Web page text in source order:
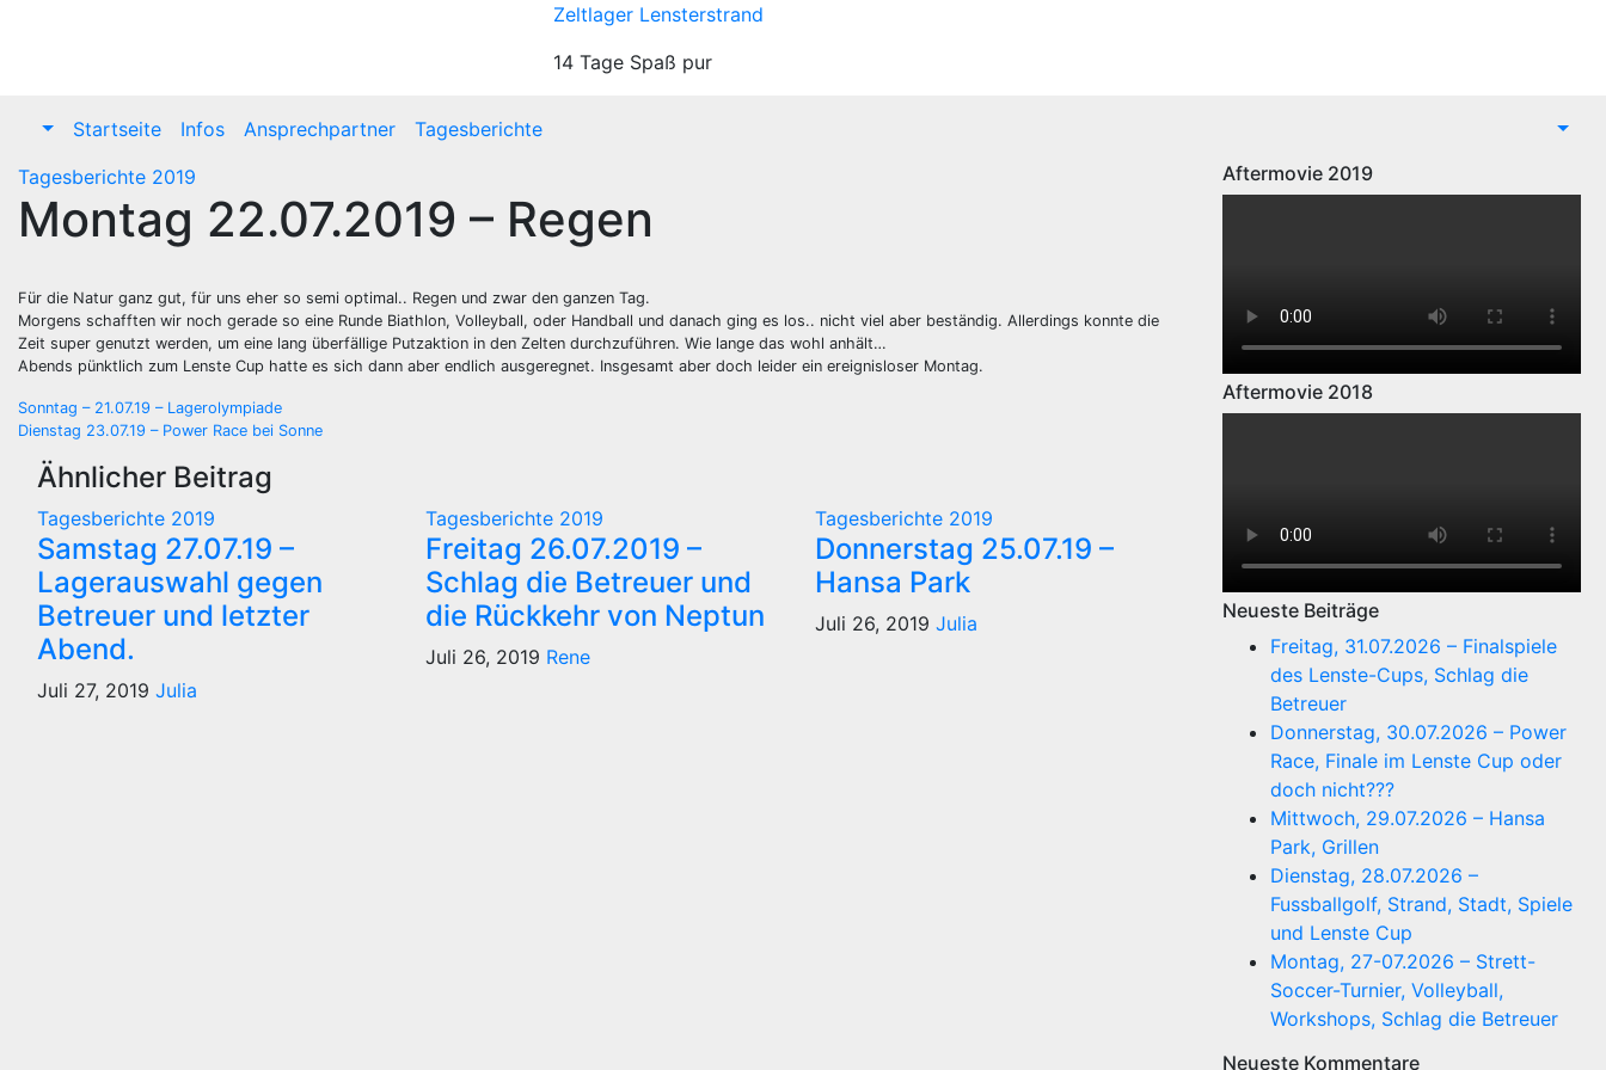
Zeltlager Lensterstrand
14 Tage Spaß pur
Startseite Infos Ansprechpartner
Tagesberichte
Tagesberichte 2019
Montag 22.07.2019 – Regen
Für die Natur ganz gut, für uns eher so semi optimal.. Regen und zwar den ganzen Tag.
Morgens schafften wir noch gerade so eine Runde Biathlon, Volleyball, oder Handball und danach ging es los.. nicht viel aber beständig. Allerdings konnte die
Zeit super genutzt werden, um eine lang überfällige Putzaktion in den Zelten durchzuführen. Wie lange das wohl anhält…
Abends pünktlich zum Lenste Cup hatte es sich dann aber endlich ausgeregnet. Insgesamt aber doch leider ein ereignisloser Montag.
Beitragsnavigation
Sonntag – 21.07.19 – Lagerolympiade
Dienstag 23.07.19 – Power Race bei Sonne
Ähnlicher Beitrag
Tagesberichte 2019
Samstag 27.07.19 –
Lagerauswahl gegen
Betreuer und letzter
Abend.
Juli 27, 2019 Julia
Tagesberichte 2019
Freitag 26.07.2019 –
Schlag die Betreuer und
die Rückkehr von Neptun
Juli 26, 2019 Rene
Tagesberichte 2019
Donnerstag 25.07.19 –
Hansa Park
Juli 26, 2019 Julia
Aftermovie 2019
Aftermovie 2018
Neueste Beiträge
Freitag, 31.07.2026 – Finalspiele
des Lenste-Cups, Schlag die
Betreuer
Donnerstag, 30.07.2026 – Power
Race, Finale im Lenste Cup oder
doch nicht???
Mittwoch, 29.07.2026 – Hansa
Park, Grillen
Dienstag, 28.07.2026 –
Fussballgolf, Strand, Stadt, Spiele
und Lenste Cup
Montag, 27-07.2026 – Strett-
Soccer-Turnier, Volleyball,
Workshops, Schlag die Betreuer
Neueste Kommentare